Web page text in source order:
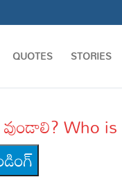
QUOTES STORIES
Who is